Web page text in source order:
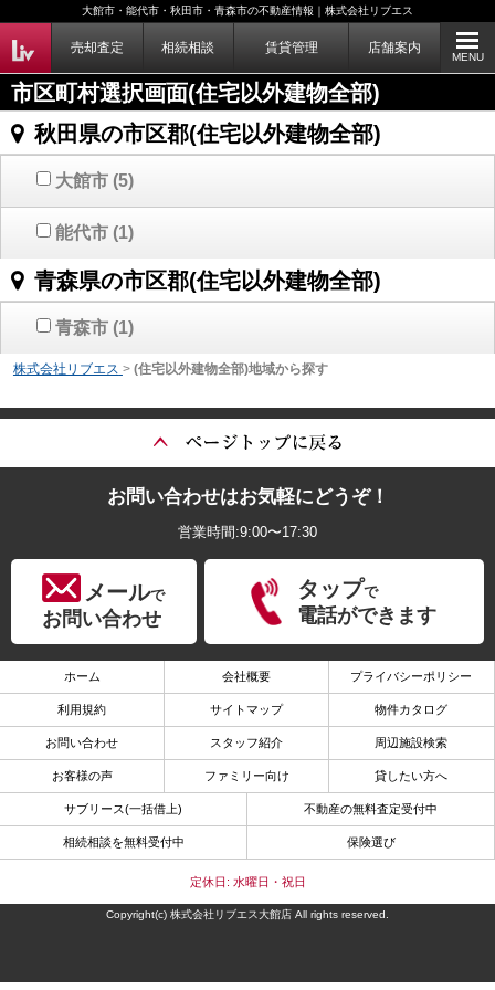
大館市・能代市・秋田市・青森市の不動産情報｜株式会社リブエス
売却査定 相続相談 賃貸管理 店舗案内
MENU
市区町村選択画面(住宅以外建物全部)
秋田県の市区郡(住宅以外建物全部)
大館市 (5)
能代市 (1)
青森県の市区郡(住宅以外建物全部)
青森市 (1)
株式会社リブエス > (住宅以外建物全部)地域から探す
お問い合わせはお気軽にどうぞ！
営業時間:9:00〜17:30
メールで
お問い合わせ
タップで
電話ができます
ホーム 会社概要 プライバシーポリシー
利用規約 サイトマップ 物件カタログ
お問い合わせ スタッフ紹介 周辺施設検索
お客様の声 ファミリー向け 貸したい方へ
サブリース(一括借上) 不動産の無料査定受付中
相続相談を無料受付中 保険選び
定休日: 水曜日・祝日
Copyright(c) 株式会社リブエス大館店 All rights reserved.